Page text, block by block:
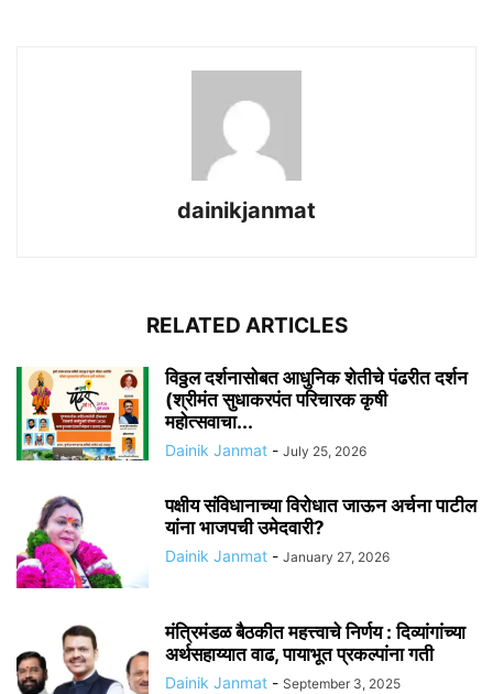
dainikjanmat
RELATED ARTICLES
विठ्ठल दर्शनासोबत आधुनिक शेतीचे पंढरीत दर्शन
(श्रीमंत सुधाकरपंत परिचारक कृषी
महोत्सवाचा...
Dainik Janmat - July 25, 2026
पक्षीय संविधानाच्या विरोधात जाऊन अर्चना पाटील
यांना भाजपची उमेदवारी?
Dainik Janmat - January 27, 2026
मंत्रिमंडळ बैठकीत महत्त्वाचे निर्णय : दिव्यांगांच्या
अर्थसहाय्यात वाढ, पायाभूत प्रकल्पांना गती
Dainik Janmat - September 3, 2025